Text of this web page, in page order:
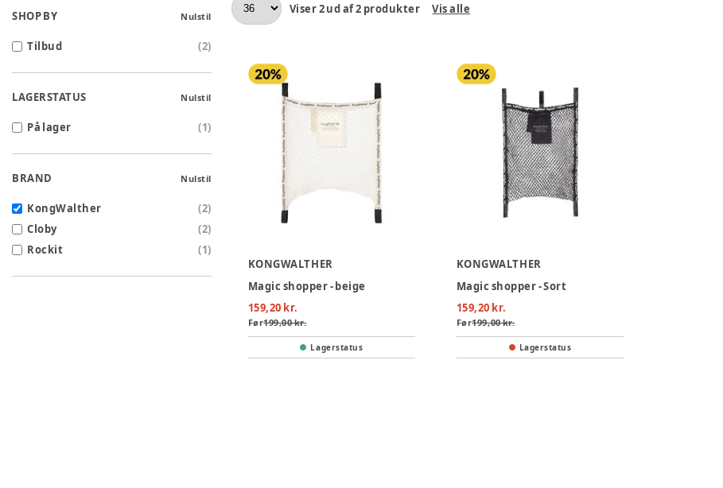
SHOP BY Nulstil
Tilbud (2)
LAGERSTATUS Nulstil
På lager (1)
BRAND Nulstil
KongWalther (2)
Cloby
(2)
Rockit
(1)
Viser2ud af2 produkter Vis alle
KONGWALTHER
Magic shopper - beige
159,20 kr.
Før199,00 kr.
Lagerstatus
KONGWALTHER
Magic shopper - Sort
159,20 kr.
Før199,00 kr.
Lagerstatus